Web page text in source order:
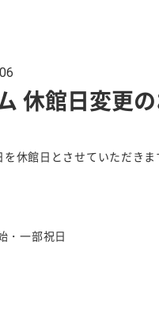
休館日変更
休館日とさせていただきま
・一部祝日